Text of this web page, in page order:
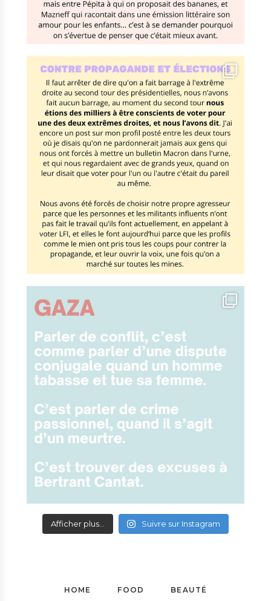
Afficher plus... Suivre sur Instagram
HOME FOOD
BEAUTÉ